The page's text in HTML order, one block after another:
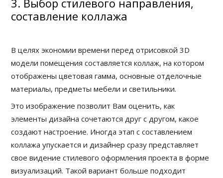
3. Выбор стилевого направления,
составление коллажа
В целях экономии времени перед отрисовкой 3D
модели помещения составляется коллаж, на котором
отображены цветовая гамма, основные отделочные
материалы, предметы мебели и светильники.
Это изображение позволит Вам оценить, как
элементы дизайна сочетаются друг с другом, какое
создают настроение. Иногда этап с составлением
коллажа упускается и дизайнер сразу представляет
свое видение стилевого оформления проекта в форме
визуализаций. Такой вариант больше подходит